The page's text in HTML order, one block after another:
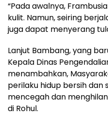
“Pada awalnya,
kulit. Namun, seiring
juga dapat menyerang
Lanjut Bambang, yang
Kepala Dinas
menambahkan,
perilaku hidup bersih dan
mencegah dan
di Rohul.